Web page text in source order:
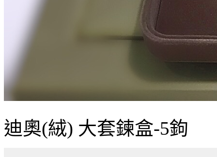
迪奧(絨) 大套鍊盒-5鉤